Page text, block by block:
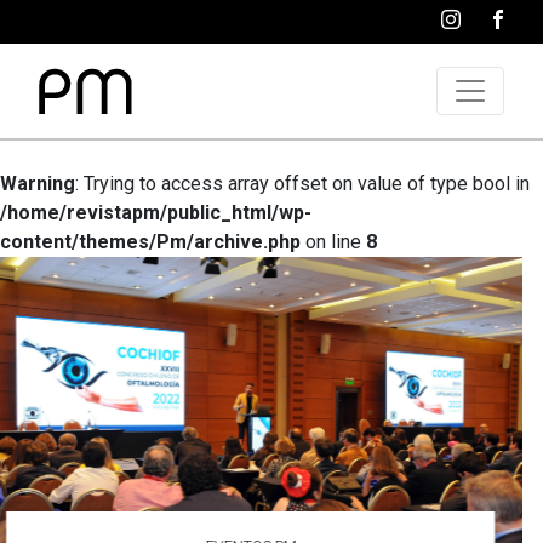
Warning: Trying to access array offset on value of type bool in
/home/revistapm/public_html/wp-
content/themes/Pm/archive.php on line 8